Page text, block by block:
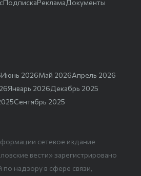
ПодпискаРекламаДокументы
Июнь 2026Май 2026Апрель 2026
Январь 2026Декабрь 2025
Сентябрь 2025
сетевое издание
вести» зарегистрировано
надзору в сфере связи,